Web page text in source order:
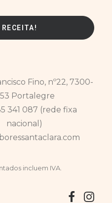
Fino, nº22, 7300-
Portalegre
341 087 (rede fixa
nacional)
incluem IVA.